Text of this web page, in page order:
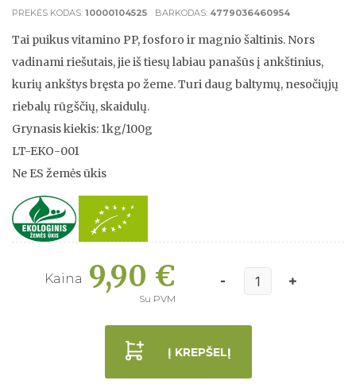
PREKĖS KODAS: 10000104525 BARKODAS: 4779036460954
Tai puikus vitamino PP, fosforo ir magnio šaltinis. Nors
vadinami riešutais, jie iš tiesų labiau panašūs į ankštinius,
kurių ankštys bręsta po žeme. Turi daug baltymų, nesočiųjų
riebalų rūgščių, skaidulų.
Grynasis kiekis: 1kg/100g
LT-EKO-001
Ne ES žemės ūkis
Kaina 9,90 €
Su PVM
Į KREPŠELĮ